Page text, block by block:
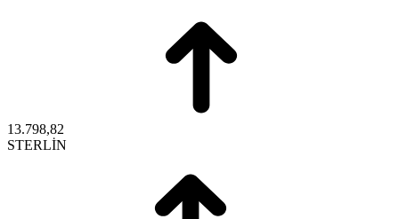
13.798,82
STERLİN